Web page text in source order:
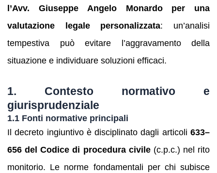
l’Avv. Giuseppe Angelo Monardo per una
valutazione legale personalizzata: un’analisi
tempestiva può evitare l’aggravamento della
situazione e individuare soluzioni efficaci.
1. Contesto normativo e
giurisprudenziale
1.1 Fonti normative principali
Il decreto ingiuntivo è disciplinato dagli articoli 633–
656 del Codice di procedura civile(c.p.c.) nel rito
monitorio. Le norme fondamentali per chi subisce